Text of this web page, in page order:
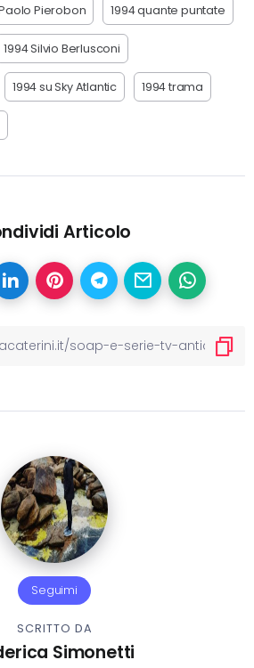
Pierobon 1994 quante puntate
1994 Silvio Berlusconi
1994 su Sky Atlantic 1994 trama
Articolo
Seguimi
SCRITTO DA
Simonetti